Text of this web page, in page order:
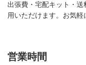
出張費・宅配キット・
用いただけます。お気
営業時間